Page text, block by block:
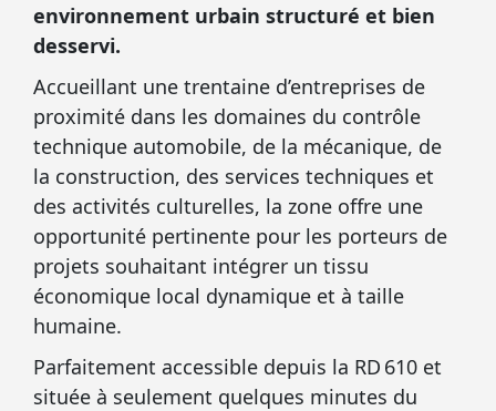
environnement urbain structuré et bien
desservi.
Accueillant une trentaine d’entreprises de
proximité dans les domaines du contrôle
technique automobile, de la mécanique, de
la construction, des services techniques et
des activités culturelles, la zone offre une
opportunité pertinente pour les porteurs de
projets souhaitant intégrer un tissu
économique local dynamique et à taille
humaine.
Parfaitement accessible depuis la RD 610 et
située à seulement quelques minutes du